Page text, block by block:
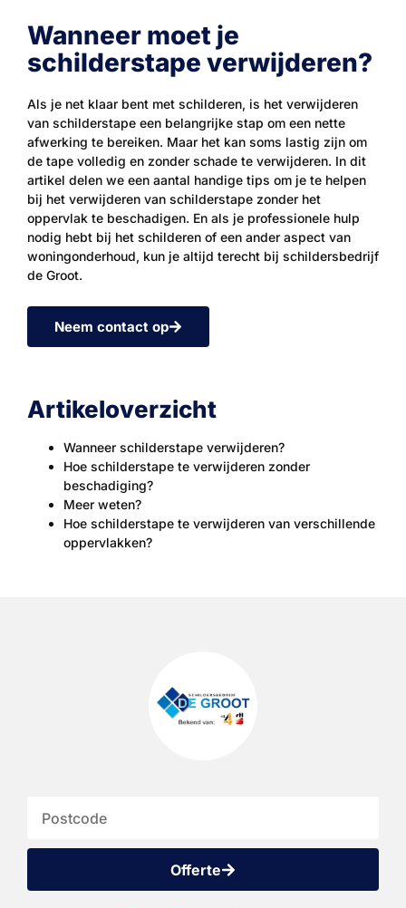
Wanneer moet je
schilderstape verwijderen?
Als je net klaar bent met schilderen, is het verwijderen
van schilderstape een belangrijke stap om een ​​nette
afwerking te bereiken. Maar het kan soms lastig zijn om
de tape volledig en zonder schade te verwijderen. In dit
artikel delen we een aantal handige tips om je te helpen
bij het verwijderen van schilderstape zonder het
oppervlak te beschadigen. En als je professionele hulp
nodig hebt bij het schilderen of een ander aspect van
woningonderhoud, kun je altijd terecht bij schildersbedrijf
de Groot.
Neem contact op
Artikeloverzicht
Wanneer schilderstape verwijderen?
Hoe schilderstape te verwijderen zonder
beschadiging?
Meer weten?
Hoe schilderstape te verwijderen van verschillende
oppervlakken?
Offerte